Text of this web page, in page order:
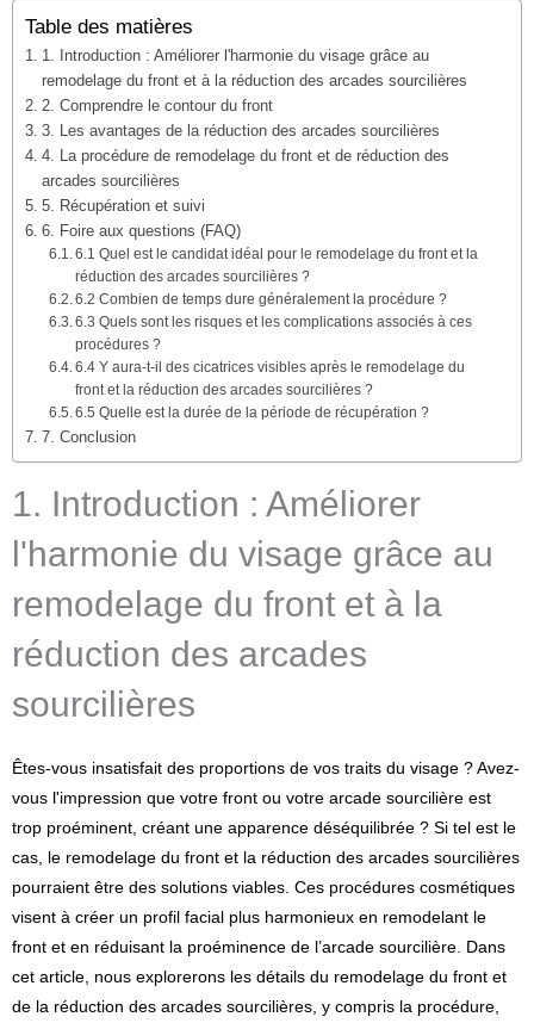
Table des matières
1. Introduction : Améliorer l'harmonie du visage grâce au
remodelage du front et à la réduction des arcades sourcilières
2. Comprendre le contour du front
3. Les avantages de la réduction des arcades sourcilières
4. La procédure de remodelage du front et de réduction des
arcades sourcilières
5. Récupération et suivi
6. Foire aux questions (FAQ)
6.1 Quel est le candidat idéal pour le remodelage du front et la
réduction des arcades sourcilières ?
6.2 Combien de temps dure généralement la procédure ?
6.3 Quels sont les risques et les complications associés à ces
procédures ?
6.4 Y aura-t-il des cicatrices visibles après le remodelage du
front et la réduction des arcades sourcilières ?
6.5 Quelle est la durée de la période de récupération ?
7. Conclusion
1. Introduction : Améliorer
l'harmonie du visage grâce au
remodelage du front et à la
réduction des arcades
sourcilières
Êtes-vous insatisfait des proportions de vos traits du visage ? Avez-
vous l'impression que votre front ou votre arcade sourcilière est
trop proéminent, créant une apparence déséquilibrée ? Si tel est le
cas, le remodelage du front et la réduction des arcades sourcilières
pourraient être des solutions viables. Ces procédures cosmétiques
visent à créer un profil facial plus harmonieux en remodelant le
front et en réduisant la proéminence de l’arcade sourcilière. Dans
cet article, nous explorerons les détails du remodelage du front et
de la réduction des arcades sourcilières, y compris la procédure,